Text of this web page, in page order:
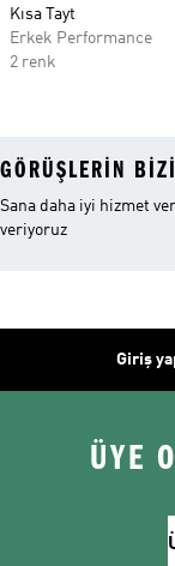
Kısa Tayt
Erkek Performance
2 renk
GÖRÜŞLERIN
Sana daha iyi hizmet
veriyoruz
Giriş
ÜYE